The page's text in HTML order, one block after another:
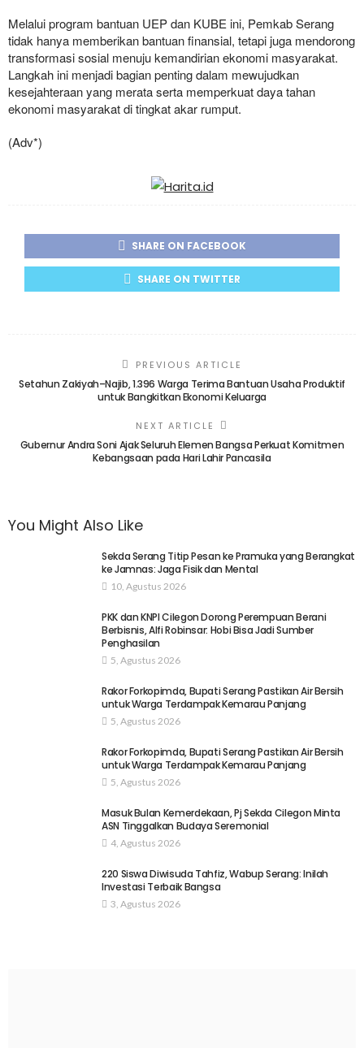
Melalui program bantuan UEP dan KUBE ini, Pemkab Serang
tidak hanya memberikan bantuan finansial, tetapi juga mendorong
transformasi sosial menuju kemandirian ekonomi masyarakat.
Langkah ini menjadi bagian penting dalam mewujudkan
kesejahteraan yang merata serta memperkuat daya tahan
ekonomi masyarakat di tingkat akar rumput.
(Adv*)
SHARE ON FACEBOOK
SHARE ON TWITTER
PREVIOUS ARTICLE
Setahun Zakiyah–Najib, 1.396 Warga Terima Bantuan Usaha Produktif
untuk Bangkitkan Ekonomi Keluarga
NEXT ARTICLE
Gubernur Andra Soni Ajak Seluruh Elemen Bangsa Perkuat Komitmen
Kebangsaan pada Hari Lahir Pancasila
You Might Also Like
Sekda Serang Titip Pesan ke Pramuka yang Berangkat
ke Jamnas: Jaga Fisik dan Mental
10, Agustus 2026
PKK dan KNPI Cilegon Dorong Perempuan Berani
Berbisnis, Alfi Robinsar: Hobi Bisa Jadi Sumber
Penghasilan
5, Agustus 2026
Rakor Forkopimda, Bupati Serang Pastikan Air Bersih
untuk Warga Terdampak Kemarau Panjang
5, Agustus 2026
Rakor Forkopimda, Bupati Serang Pastikan Air Bersih
untuk Warga Terdampak Kemarau Panjang
5, Agustus 2026
Masuk Bulan Kemerdekaan, Pj Sekda Cilegon Minta
ASN Tinggalkan Budaya Seremonial
4, Agustus 2026
220 Siswa Diwisuda Tahfiz, Wabup Serang: Inilah
Investasi Terbaik Bangsa
3, Agustus 2026